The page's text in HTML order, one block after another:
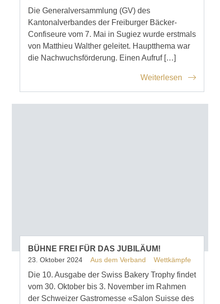
Die Generalversammlung (GV) des
Kantonalverbandes der Freiburger Bäcker-
Confiseure vom 7. Mai in Sugiez wurde erstmals
von Matthieu Walther geleitet. Hauptthema war
die Nachwuchsförderung. Einen Aufruf […]
Weiterlesen
BÜHNE FREI FÜR DAS JUBILÄUM!
23. Oktober 2024 Aus dem Verband Wettkämpfe
Die 10. Ausgabe der Swiss Bakery Trophy findet
vom 30. Oktober bis 3. November im Rahmen
der Schweizer Gastromesse «Salon Suisse des